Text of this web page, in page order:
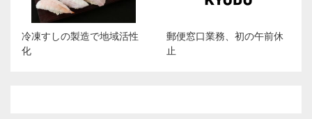
冷凍すしの製造で地域活性
化
郵便窓口業務、初の午前休
止